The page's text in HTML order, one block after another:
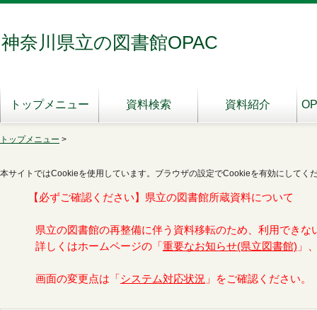
神奈川県立の図書館OPAC
トップメニュー 資料検索 資料紹介
トップメニュー >
本サイトではCookieを使用しています。ブラウザの設定でCookieを有効にしてく
【必ずご確認ください】県立の図書館所蔵資料について
県立の図書館の再整備に伴う資料移転のため、利用できな
詳しくはホームページの「 重要なお知らせ(県立図書館) 」
画面の変更点は「 システム対応状況 」をご確認ください。